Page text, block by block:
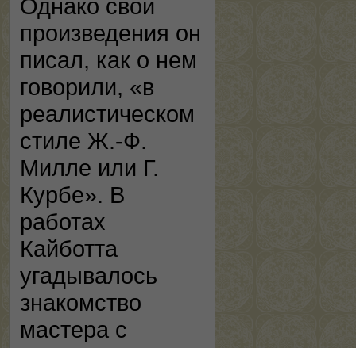
Однако свои
произведения он
писал, как о нем
говорили, «в
реалистическом
стиле Ж.-Ф.
Милле или Г.
Курбе». В
работах
Кайботта
угадывалось
знакомство
мастера с